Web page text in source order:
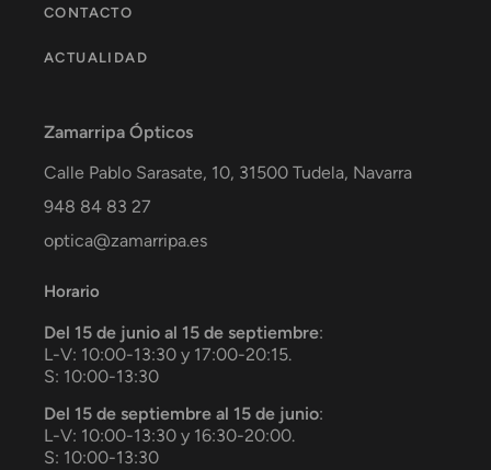
CONTACTO
ACTUALIDAD
Zamarripa Ópticos
Calle Pablo Sarasate, 10, 31500 Tudela, Navarra
948 84 83 27
optica@zamarripa.es
Horario
Del 15 de junio al 15 de septiembre:
L-V: 10:00-13:30 y 17:00-20:15.
S: 10:00-13:30
Del 15 de septiembre al 15 de junio:
L-V: 10:00-13:30 y 16:30-20:00.
S: 10:00-13:30